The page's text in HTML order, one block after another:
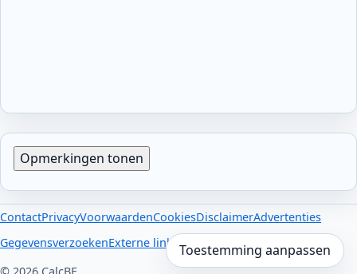
Opmerkingen tonen
ContactPrivacyVoorwaardenCookiesDisclaimerAdvertenties
GegevensverzoekenExterne links
© 2026 CalcBE
Toestemming aanpassen